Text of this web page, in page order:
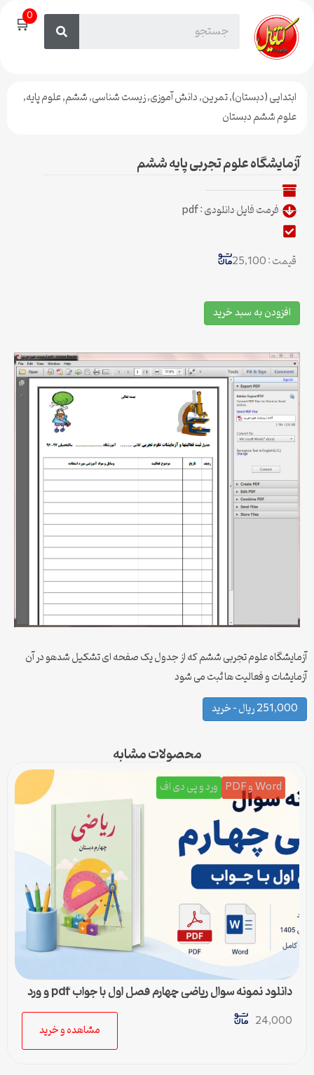
🛒0
ابتدایی (دبستان),تمرین,دانش آموزی,زیست شناسی,ششم,علوم پایه,
علوم ششم دبستان
آزمایشگاه علوم تجربی پایه ششم
فرمت فایل دانلودی : pdf
قیمت : 25,100
افزودن به سبد خرید
آزمایشگاه علوم تجربی ششم که از جدول یک صفحه ای تشکیل شدهو در آن
آزمایشات و فعالیت ها ثبت می شود
251,000 ریال – خرید
محصولات مشابه
Word و PDF ورد و پی دی اف
دانلود نمونه سوال ریاضی چهارم فصل اول با جواب pdf و ورد
24,000
مشاهده و خرید